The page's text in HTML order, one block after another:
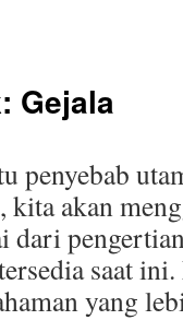
Kesehatan
Gejala
penyebab
akan
dari
saat
yang